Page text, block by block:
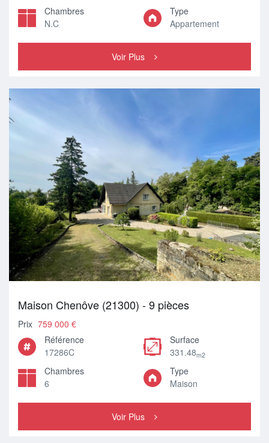
Chambres
N.C
Type
Appartement
Voir Plus
Maison Chenôve (21300) - 9 pièces
Prix 759 000 €
Référence
17286C
Surface
331.48m2
Chambres
6
Type
Maison
Voir Plus